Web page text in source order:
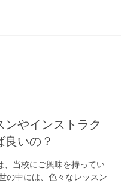
ンやインストラク
良いの？
、当校にご興味を持ってい
の中には、色々なレッスン